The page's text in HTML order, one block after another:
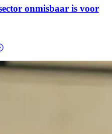
onmisbaar is voor